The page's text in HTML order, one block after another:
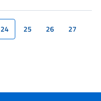
24(current)
25 26
27